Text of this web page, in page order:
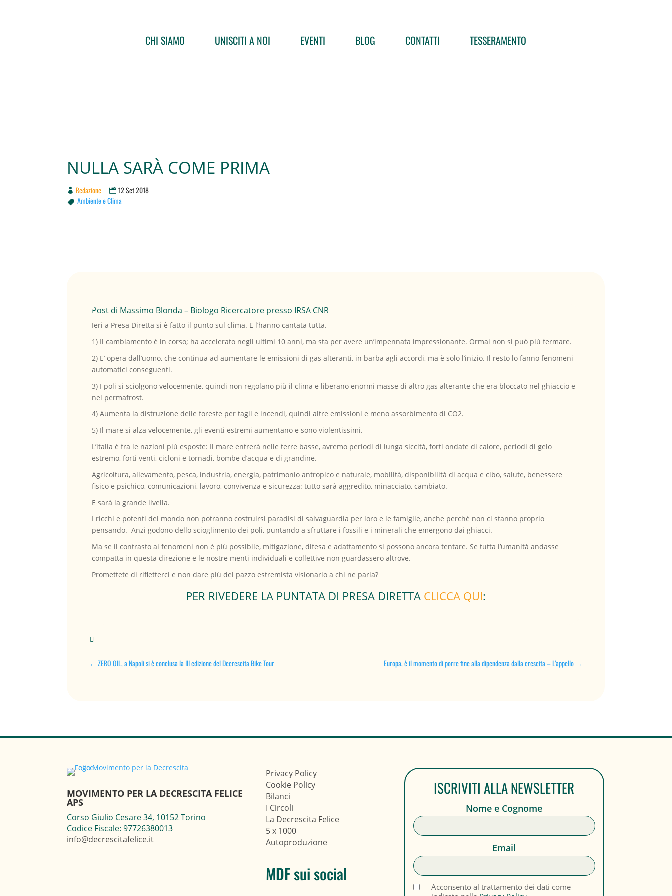
CHI SIAMO UNISCITI A NOI EVENTI BLOG CONTATTI TESSERAMENTO
NULLA SARÀ COME PRIMA
Redazione 12 Set 2018
 Ambiente e Clima
Post di Massimo Blonda – Biologo Ricercatore presso IRSA CNR
Ieri a Presa Diretta si è fatto il punto sul clima. E l’hanno cantata tutta.
1) Il cambiamento è in corso; ha accelerato negli ultimi 10 anni, ma sta per avere un’impennata impressionante. Ormai non si può più fermare.
2) E’ opera dall’uomo, che continua ad aumentare le emissioni di gas alteranti, in barba agli accordi, ma è solo l’inizio. Il resto lo fanno fenomeni
automatici conseguenti.
3) I poli si sciolgono velocemente, quindi non regolano più il clima e liberano enormi masse di altro gas alterante che era bloccato nel ghiaccio e
nel permafrost.
4) Aumenta la distruzione delle foreste per tagli e incendi, quindi altre emissioni e meno assorbimento di CO2.
5) Il mare si alza velocemente, gli eventi estremi aumentano e sono violentissimi.
L’italia è fra le nazioni più esposte: Il mare entrerà nelle terre basse, avremo periodi di lunga siccità, forti ondate di calore, periodi di gelo
estremo, forti venti, cicloni e tornadi, bombe d’acqua e di grandine.
Agricoltura, allevamento, pesca, industria, energia, patrimonio antropico e naturale, mobilità, disponibilità di acqua e cibo, salute, benessere
fisico e psichico, comunicazioni, lavoro, convivenza e sicurezza: tutto sarà aggredito, minacciato, cambiato.
E sarà la grande livella.
I ricchi e potenti del mondo non potranno costruirsi paradisi di salvaguardia per loro e le famiglie, anche perché non ci stanno proprio
pensando. Anzi godono dello scioglimento dei poli, puntando a sfruttare i fossili e i minerali che emergono dai ghiacci.
Ma se il contrasto ai fenomeni non è più possibile, mitigazione, difesa e adattamento si possono ancora tentare. Se tutta l’umanità andasse
compatta in questa direzione e le nostre menti individuali e collettive non guardassero altrove.
Promettete di rifletterci e non dare più del pazzo estremista visionario a chi ne parla?
PER RIVEDERE LA PUNTATA DI PRESA DIRETTA CLICCA QUI:

←ZERO OIL, a Napoli si è conclusa la III edizione del Decrescita Bike Tour Europa, è il momento di porre fine alla dipendenza dalla crescita – L’appello→
MOVIMENTO PER LA DECRESCITA FELICE
APS
Corso Giulio Cesare 34, 10152 Torino
Codice Fiscale: 97726380013
info@decrescitafelice.it
Privacy Policy
Cookie Policy
Bilanci
I Circoli
La Decrescita Felice
5 x 1000
Autoproduzione
MDF sui social
ISCRIVITI ALLA NEWSLETTER
Nome e Cognome
Email
Acconsento al trattamento dei dati come